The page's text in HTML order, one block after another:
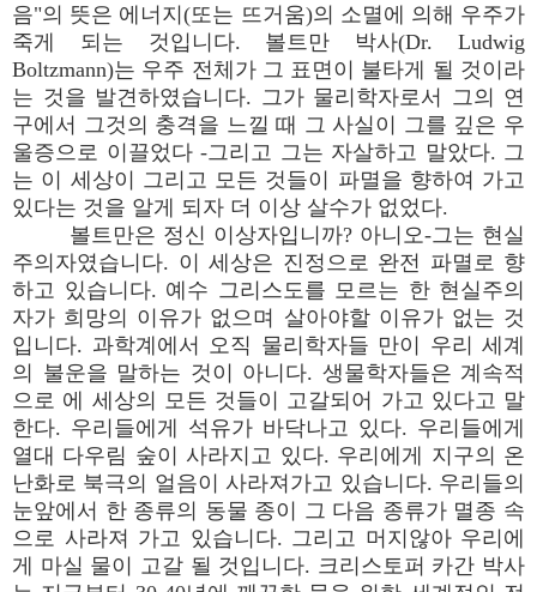
음"의 뜻은 에너지(또는 뜨거움)의 소멸에 의해 우주가
죽게 되는 것입니다. 볼트만 박사(Dr. Ludwig
Boltzmann)는 우주 전체가 그 표면이 불타게 될 것이라
는 것을 발견하였습니다. 그가 물리학자로서 그의 연
구에서 그것의 충격을 느낄 때 그 사실이 그를 깊은 우
울증으로 이끌었다 -그리고 그는 자살하고 말았다. 그
는 이 세상이 그리고 모든 것들이 파멸을 향하여 가고
있다는 것을 알게 되자 더 이상 살수가 없었다.
볼트만은 정신 이상자입니까? 아니오-그는 현실
주의자였습니다. 이 세상은 진정으로 완전 파멸로 향
하고 있습니다. 예수 그리스도를 모르는 한 현실주의
자가 희망의 이유가 없으며 살아야할 이유가 없는 것
입니다. 과학계에서 오직 물리학자들 만이 우리 세계
의 불운을 말하는 것이 아니다. 생물학자들은 계속적
으로 에 세상의 모든 것들이 고갈되어 가고 있다고 말
한다. 우리들에게 석유가 바닥나고 있다. 우리들에게
열대 다우림 숲이 사라지고 있다. 우리에게 지구의 온
난화로 북극의 얼음이 사라져가고 있습니다. 우리들의
눈앞에서 한 종류의 동물 종이 그 다음 종류가 멸종 속
으로 사라져 가고 있습니다. 그리고 머지않아 우리에
게 마실 물이 고갈 될 것입니다. 크리스토퍼 카간 박사